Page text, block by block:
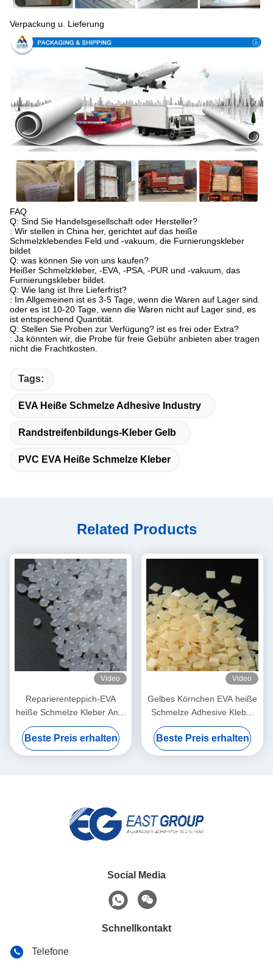
Verpackung u. Lieferung
FAQ
Q: Sind Sie Handelsgesellschaft oder Hersteller?
: Wir stellen in China her, gerichtet auf das heiße
Schmelzklebendes Feld und -vakuum, die Furnierungskleber
bildet
Q: was können Sie von uns kaufen?
Heißer Schmelzkleber, -EVA, -PSA, -PUR und -vakuum, das
Furnierungskleber bildet.
Q: Wie lang ist Ihre Lieferfrist?
: Im Allgemeinen ist es 3-5 Tage, wenn die Waren auf Lager sind.
oder es ist 10-20 Tage, wenn die Waren nicht auf Lager sind, es
ist entsprechend Quantität.
Q: Stellen Sie Proben zur Verfügung? ist es frei oder Extra?
: Ja könnten wir, die Probe für freie Gebühr anbieten aber tragen
nicht die Frachtkosten.
Tags:
EVA Heiße Schmelze Adhesive Industry
Randstreifenbildungs-Kleber Gelb
PVC EVA Heiße Schmelze Kleber
Related Products
Video
Reparierenteppich-EVA
heiße Schmelze Kleber Anti-
Beleg-ausgezeichnetes
Klebefestigkeits-Kugel-Korn
Beste Preis erhalten
Video
Gelbes Körnchen EVA heiße
Schmelze Adhesive Kleber
für gewölbten Karton
Beste Preis erhalten
Social Media
Schnellkontakt
Telefone